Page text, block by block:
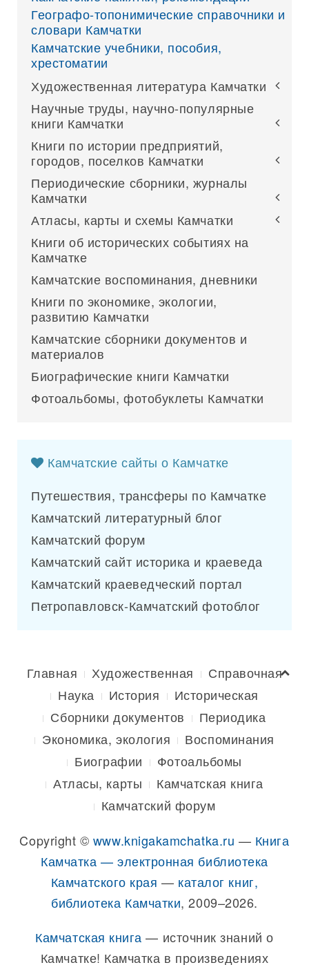
Географо-топонимические справочники и
словари Камчатки
Камчатские учебники, пособия,
хрестоматии
Художественная литература Камчатки
Научные труды, научно-популярные
книги Камчатки
Книги по истории предприятий,
городов, поселков Камчатки
Периодические сборники, журналы
Камчатки
Атласы, карты и схемы Камчатки
Книги об исторических событиях на
Камчатке
Камчатские воспоминания, дневники
Книги по экономике, экологии,
развитию Камчатки
Камчатские сборники документов и
материалов
Биографические книги Камчатки
Фотоальбомы, фотобуклеты Камчатки
Камчатские сайты о Камчатке
Путешествия, трансферы по Камчатке
Камчатский литературный блог
Камчатский форум
Камчатский сайт историка и краеведа
Камчатский краеведческий портал
Петропавловск-Камчатский фотоблог
Главная Художественная
Справочная
Наука
История
Историческая
Сборники документов
Периодика
Экономика, экология
Воспоминания
Биографии
Фотоальбомы
Атласы, карты
Камчатская книга
Камчатский форум
Copyright © www.knigakamchatka.ru — Книга
Камчатка — электронная библиотека
Камчатского края — каталог книг,
библиотека Камчатки, 2009–2026.
Камчатская книга — источник знаний о
Камчатке! Камчатка в произведениях